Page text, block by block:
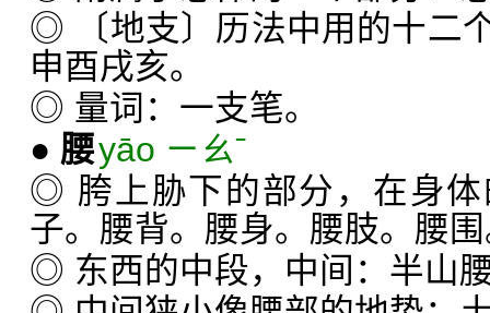
◎ 〔地支〕历法中用的十二
申酉戌亥。
◎ 量词：一支笔。
● 腰yāo ㄧㄠˉ
◎ 胯上胁下的部分，在身
子。腰背。腰身。腰肢。腰
◎ 东西的中段，中间：半山